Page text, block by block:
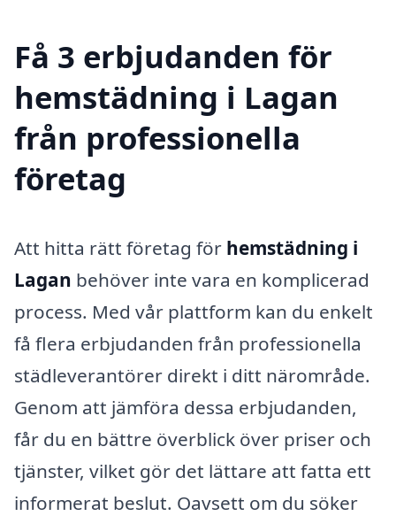
Få 3 erbjudanden för
hemstädning i Lagan
från professionella
företag
Att hitta rätt företag för hemstädning i
Lagan behöver inte vara en komplicerad
process. Med vår plattform kan du enkelt
få flera erbjudanden från professionella
städleverantörer direkt i ditt närområde.
Genom att jämföra dessa erbjudanden,
får du en bättre överblick över priser och
tjänster, vilket gör det lättare att fatta ett
informerat beslut. Oavsett om du söker